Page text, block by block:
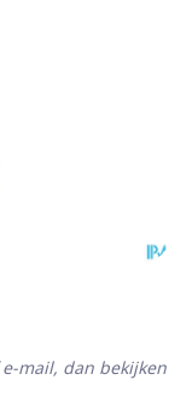
mail, dan bekijken